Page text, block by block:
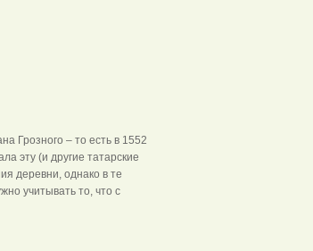
Грозного – то есть в 1552
эту (и другие татарские
деревни, однако в те
учитывать то, что с